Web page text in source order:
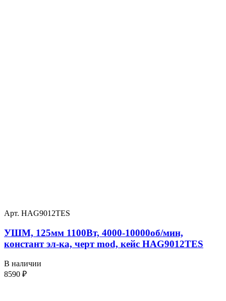
Арт. HAG9012TES
УШМ, 125мм 1100Вт, 4000-10000об/мин,
констант эл-ка, черт mod, кейс HAG9012TES
В наличии
8590 ₽